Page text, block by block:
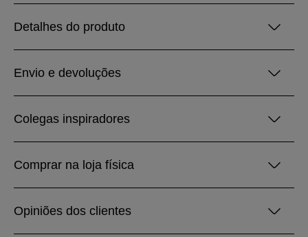
Detalhes do produto
Envio e devoluções
Colegas inspiradores
Comprar na loja física
Opiniões dos clientes